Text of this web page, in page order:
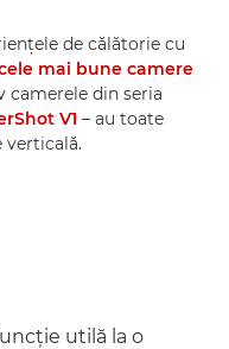
de călătorie cu
mai bune camere
camerele din seria
V1 – au toate
utilă la o